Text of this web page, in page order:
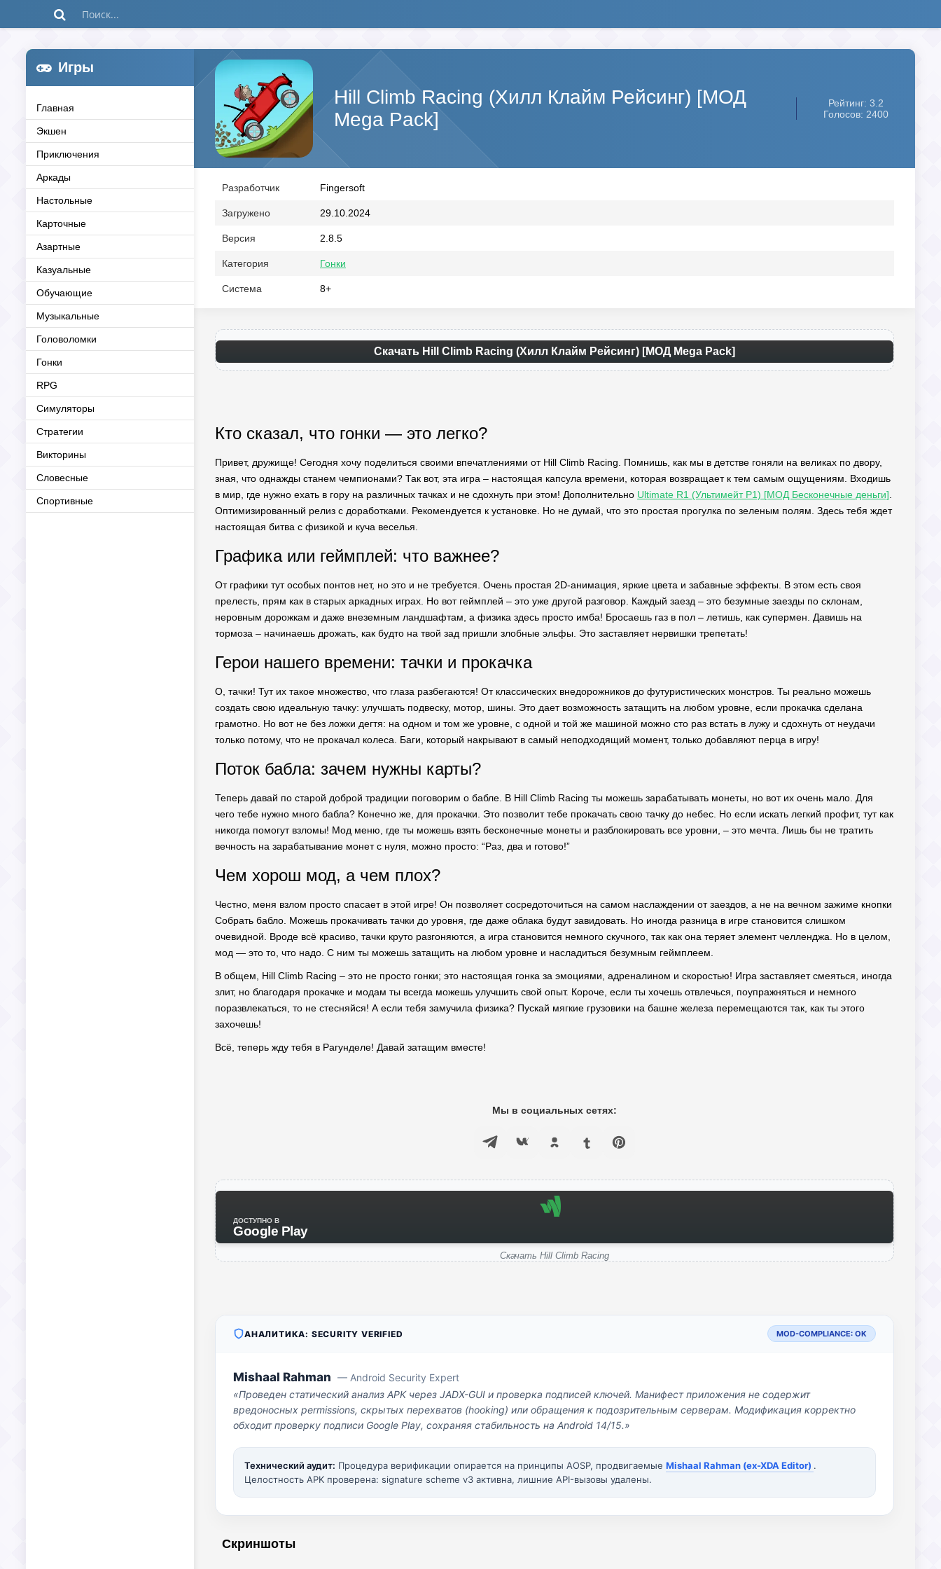
Игры
Главная
Экшен
Приключения
Аркады
Настольные
Карточные
Азартные
Казуальные
Обучающие
Музыкальные
Головоломки
Гонки
RPG
Симуляторы
Стратегии
Викторины
Словесные
Спортивные
Hill Climb Racing (Хилл Клайм Рейсинг) [МОД
Mega Pack]
Рейтинг: 3.2
Голосов: 2400
Разработчик Fingersoft
Загружено 29.10.2024
Версия 2.8.5
Категория Гонки
Система 8+
Скачать Hill Climb Racing (Хилл Клайм Рейсинг) [МОД Mega Pack]
Кто сказал, что гонки — это легко?
Привет, дружище! Сегодня хочу поделиться своими впечатлениями от Hill Climb Racing. Помнишь, как мы в детстве гоняли на великах по двору,
зная, что однажды станем чемпионами? Так вот, эта игра – настоящая капсула времени, которая возвращает к тем самым ощущениям. Входишь
в мир, где нужно ехать в гору на различных тачках и не сдохнуть при этом! Дополнительно Ultimate R1 (Ультимейт Р1) [МОД Бесконечные деньги]
Оптимизированный релиз с доработками. Рекомендуется к установке. Но не думай, что это простая прогулка по зеленым полям. Здесь тебя ждет
настоящая битва с физикой и куча веселья.
Графика или геймплей: что важнее?
От графики тут особых понтов нет, но это и не требуется. Очень простая 2D-анимация, яркие цвета и забавные эффекты. В этом есть своя
прелесть, прям как в старых аркадных играх. Но вот геймплей – это уже другой разговор. Каждый заезд – это безумные заезды по склонам,
неровным дорожкам и даже внеземным ландшафтам, а физика здесь просто имба! Бросаешь газ в пол – летишь, как супермен. Давишь на
тормоза – начинаешь дрожать, как будто на твой зад пришли злобные эльфы. Это заставляет нервишки трепетать!
Герои нашего времени: тачки и прокачка
О, тачки! Тут их такое множество, что глаза разбегаются! От классических внедорожников до футуристических монстров. Ты реально можешь
создать свою идеальную тачку: улучшать подвеску, мотор, шины. Это дает возможность затащить на любом уровне, если прокачка сделана
грамотно. Но вот не без ложки дегтя: на одном и том же уровне, с одной и той же машиной можно сто раз встать в лужу и сдохнуть от неудачи
только потому, что не прокачал колеса. Баги, который накрывают в самый неподходящий момент, только добавляют перца в игру!
Поток бабла: зачем нужны карты?
Теперь давай по старой доброй традиции поговорим о бабле. В Hill Climb Racing ты можешь зарабатывать монеты, но вот их очень мало. Для
чего тебе нужно много бабла? Конечно же, для прокачки. Это позволит тебе прокачать свою тачку до небес. Но если искать легкий профит, тут как
никогда помогут взломы! Мод меню, где ты можешь взять бесконечные монеты и разблокировать все уровни, – это мечта. Лишь бы не тратить
вечность на зарабатывание монет с нуля, можно просто: “Раз, два и готово!”
Чем хорош мод, а чем плох?
Честно, меня взлом просто спасает в этой игре! Он позволяет сосредоточиться на самом наслаждении от заездов, а не на вечном зажиме кнопки
Собрать бабло. Можешь прокачивать тачки до уровня, где даже облака будут завидовать. Но иногда разница в игре становится слишком
очевидной. Вроде всё красиво, тачки круто разгоняются, а игра становится немного скучного, так как она теряет элемент челленджа. Но в целом,
мод — это то, что надо. С ним ты можешь затащить на любом уровне и насладиться безумным геймплеем.
В общем, Hill Climb Racing – это не просто гонки; это настоящая гонка за эмоциями, адреналином и скоростью! Игра заставляет смеяться, иногда
злит, но благодаря прокачке и модам ты всегда можешь улучшить свой опыт. Короче, если ты хочешь отвлечься, поупражняться и немного
поразвлекаться, то не стесняйся! А если тебя замучила физика? Пускай мягкие грузовики на башне железа перемещаются так, как ты этого
захочешь!
Всё, теперь жду тебя в Рагунделе! Давай затащим вместе!
Мы в социальных сетях:
ДОСТУПНО В
Google Play
Скачать Hill Climb Racing
АНАЛИТИКА: SECURITY VERIFIED MOD-COMPLIANCE: OK
Mishaal Rahman — Android Security Expert
«Проведен статический анализ APK через JADX-GUI и проверка подписей ключей. Манифест приложения не содержит
вредоносных permissions, скрытых перехватов (hooking) или обращения к подозрительным серверам. Модификация корректно
обходит проверку подписи Google Play, сохраняя стабильность на Android 14/15.»
Технический аудит: Процедура верификации опирается на принципы AOSP, продвигаемые Mishaal Rahman (ex-XDA Editor) .
Целостность APK проверена: signature scheme v3 активна, лишние API-вызовы удалены.
Скриншоты